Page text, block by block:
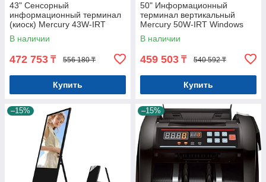
43" Сенсорный
информационный терминал
(киоск) Mercury 43W-IRT
Windows Арт.7830
В наличии
472 753 ₸ 556 180 ₸
Купить
50" Информационный
терминал вертикальный
Mercury 50W-IRT Windows
Арт.7831
В наличии
459 503 ₸ 540 592 ₸
Купить
–15% –15%